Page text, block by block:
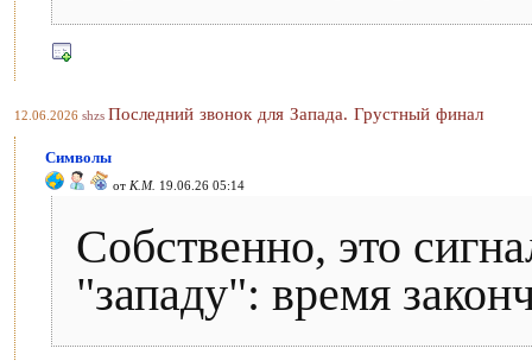
12.06.2026 shzs Последний звонок для Запада. Грустный финал
Символы
от К.М. 19.06.26 05:14
Собственно, это
"западу": время